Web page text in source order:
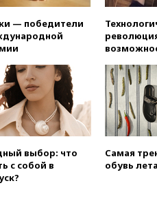
— победители
выбор: что
с собой в
Самая
обувь